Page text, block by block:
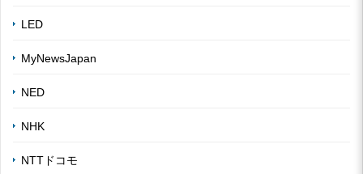
LED
MyNewsJapan
NED
NHK
NTTドコモ